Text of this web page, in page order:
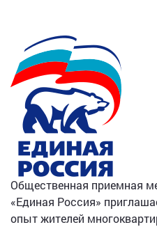
Общественная приемная
«Единая Россия»
опыт жителей